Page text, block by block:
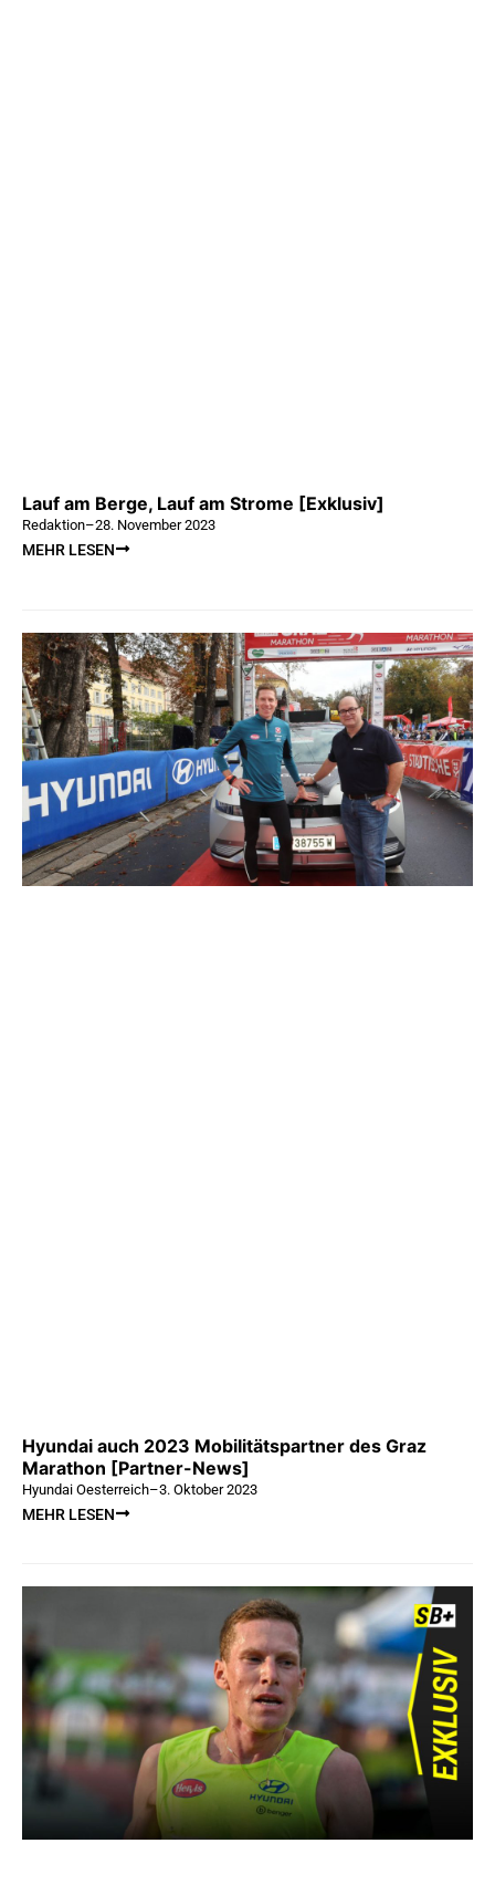
Lauf am Berge, Lauf am Strome [Exklusiv]
Redaktion–28. November 2023
MEHR LESEN
Hyundai auch 2023 Mobilitätspartner des Graz
Marathon [Partner-News]
Hyundai Oesterreich–3. Oktober 2023
MEHR LESEN